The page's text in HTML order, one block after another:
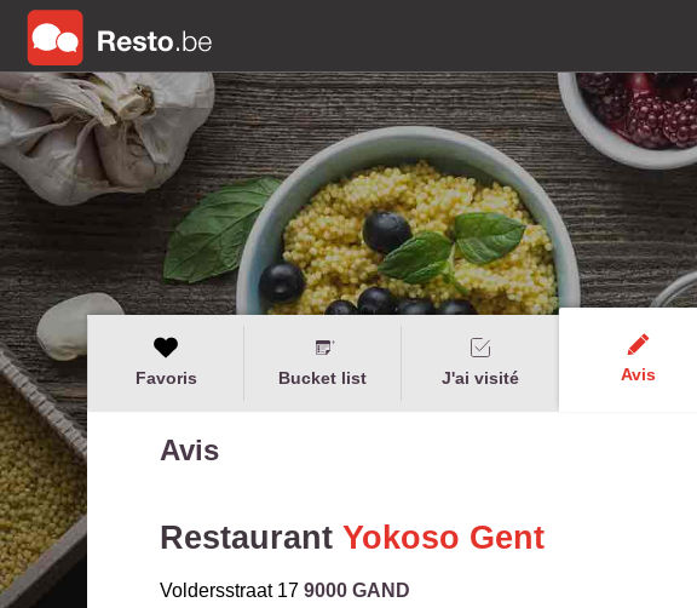
Favoris Bucket list J'ai visité Avis
Avis
Restaurant Yokoso Gent
Voldersstraat 17 9000 GAND